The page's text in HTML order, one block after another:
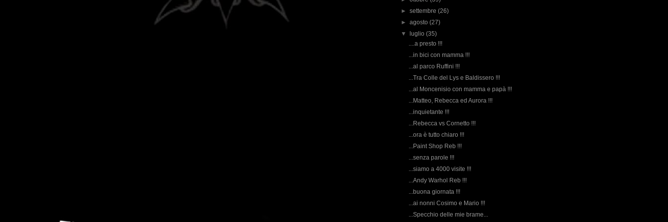
►settembre(26)
►agosto(27)
▼
luglio(35)
....a presto !!!
...in bici con mamma !!!
...al parco Ruffini !!!
...Tra Colle del Lys e Baldissero !!!
...al Moncenisio con mamma e papà !!!
...Matteo, Rebecca ed Aurora !!!
...inquietante !!!
...Rebecca vs Cornetto !!!
...ora è tutto chiaro !!!
...Paint Shop Reb !!!
...senza parole !!!
...siamo a 4000 visite !!!
...Andy Warhol Reb !!!
...buona giornata !!!
...ai nonni Cosimo e Mario !!!
...Specchio delle mie brame...